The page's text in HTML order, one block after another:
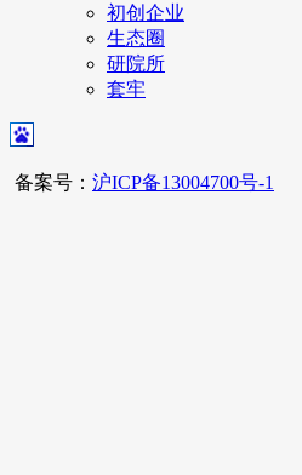
初创企业
生态圈
研院所
套牢
备案号： 沪ICP备13004700号-1